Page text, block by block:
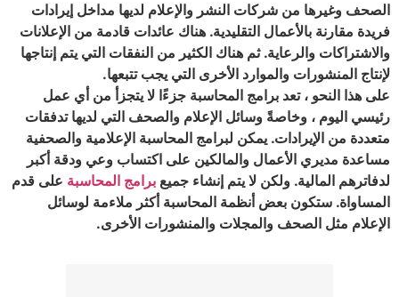
الصحف وغيرها من شركات النشر والإعلام لديها مداخل إيرادات
فريدة مقارنة بالأعمال التقليدية. هناك عائدات قادمة من الإعلانات
والاشتراكات والرعاية. ثم هناك الكثير من النفقات التي يتم إنتاجها
لإنتاج المنشورات والموارد الأخرى التي يجب تتبعها.
على هذا النحو ، تعد برامج المحاسبة جزءًا لا يتجزأ من أي عمل
رئيسي اليوم ، وخاصةً وسائل الإعلام والصحف التي لديها تدفقات
متعددة من الإيرادات. يمكن لبرامج المحاسبة الإعلامية والصحفية
مساعدة مديري الأعمال والمالكين على اكتساب وعي ودقة أكبر
لدفاترهم المالية. ولكن لا يتم إنشاء جميع برامج المحاسبةعلى قدم
المساواة. ستكون بعض أنظمة المحاسبة أكثر ملاءمة لوسائل
الإعلام مثل الصحف والمجلات والمنشورات الأخرى.